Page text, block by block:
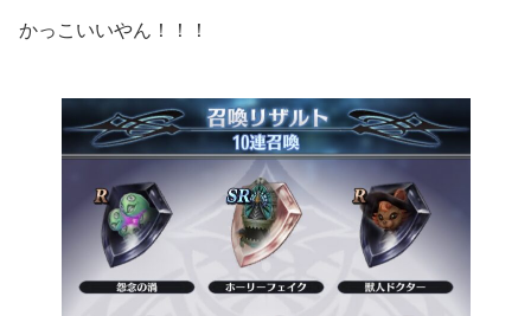
かっこいいやん！！！